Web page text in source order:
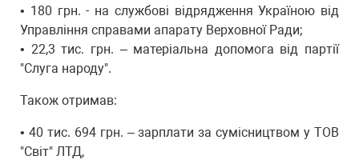
• 180 грн. - на службові відрядження Україною від
Управління справами апарату Верховної Ради;
• 22,3 тис. грн. – матеріальна допомога від партії
"Слуга народу".
Також отримав:
• 40 тис. 694 грн. – зарплати за сумісництвом у ТОВ
"Світ" ЛТД,